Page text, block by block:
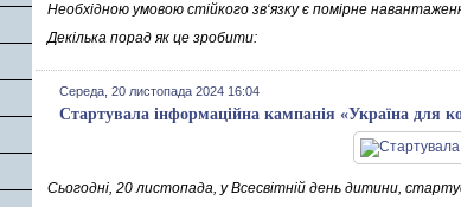
Необхідною умовою стійкого зв‘язку є помірне
Декілька порад як це зробити:
Середа, 20 листопада 2024 16:04
Стартувала інформаційна кампанія «Україна для
Сьогодні, 20 листопада, у Всесвітній день дитини,